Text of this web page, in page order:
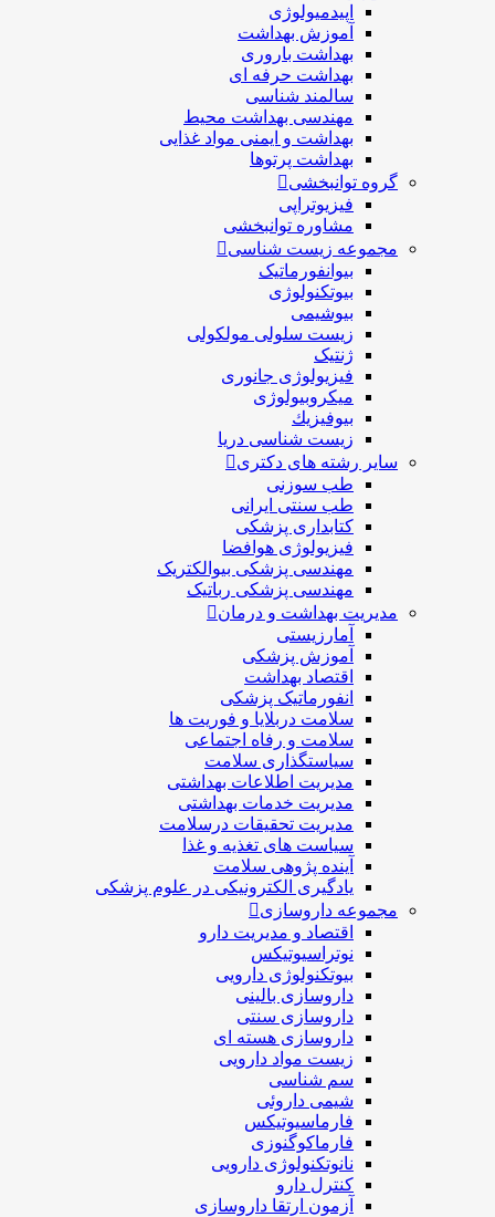
اپیدمیولوژی
آموزش بهداشت
بهداشت باروری
بهداشت حرفه ای
سالمند شناسی
مهندسی بهداشت محيط
بهداشت و ایمنی مواد غذایی
بهداشت پرتوها
گروه توانبخشی
فیزیوتراپی
مشاوره توانبخشی
مجموعه زیست شناسی
بیوانفورماتیک
بیوتکنولوژی
بیوشیمی
زیست سلولی مولکولی
ژنتیک
فیزیولوژی جانوری
میکروبیولوژی
بيوفيزيك
زیست شناسی دریا
سایر رشته های دکتری
طب سوزنی
طب سنتی ایرانی
کتابداری پزشکی
فیزیولوژی هوافضا
مهندسی پزشکی بیوالکتریک
مهندسی پزشکی رباتیک
مدیریت بهداشت و درمان
آمارزیستی
آموزش پزشکی
اقتصاد بهداشت
انفورماتیک پزشکی
سلامت دربلايا و فوريت ها
سلامت و رفاه اجتماعی
سیاستگذاری سلامت
مدیریت اطلاعات بهداشتی
مدیریت خدمات بهداشتی
مدیریت تحقیقات درسلامت
سیاست های تغذیه و غذا
آینده پژوهی سلامت
یادگیری الکترونیکی در علوم پزشکی
مجموعه داروسازی
اقتصاد و مديريت دارو
نوتراسیوتیکس
بيوتكنولوژی دارویی
داروسازی بالينی
داروسازی سنتی
داروسازی هسته ای
زیست مواد دارویی
سم شناسی
شيمی داروئی
فارماسيوتيكس
فارماكوگنوزی
نانوتکنولوژی دارویی
كنترل دارو
آزمون ارتقا داروسازی